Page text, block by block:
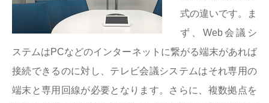
式の違いです。ま
ず、Web会議シ
ステムはPCなどのインターネットに繋がる端末があれば
接続できるのに対し、テレビ会議システムはそれ専用の
端末と専用回線が必要となります。さらに、複数拠点を